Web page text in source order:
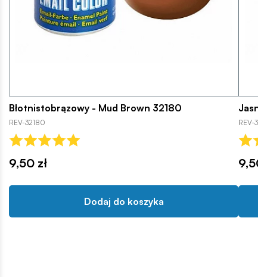
Błotnistobrązowy - Mud Brown 32180
REV-32180
9,50 zł
Dodaj do koszyka
REV-
9,50